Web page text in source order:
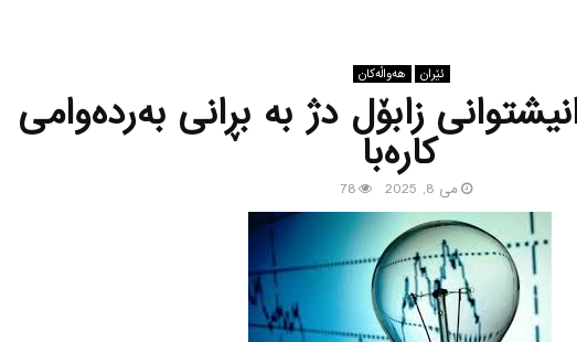
ئێران هه‌واڵه‌کان
زابۆل دژ به‌ بڕانی به‌رده‌وامی
كاره‌با
می 8, 2025 78